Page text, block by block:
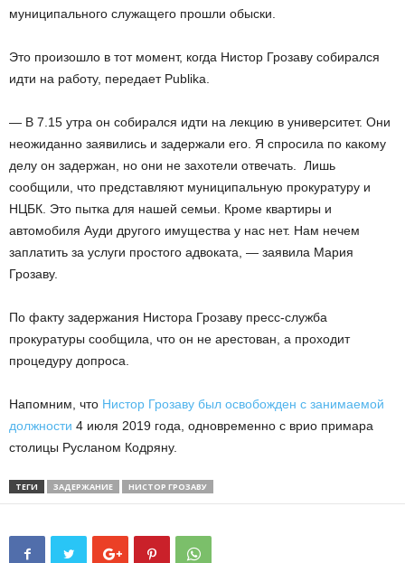
муниципального служащего прошли обыски.
Это произошло в тот момент, когда Нистор Грозаву собирался
идти на работу, передает Publika.
— В 7.15 утра он собирался идти на лекцию в университет. Они
неожиданно заявились и задержали его. Я спросила по какому
делу он задержан, но они не захотели отвечать. Лишь
сообщили, что представляют муниципальную прокуратуру и
НЦБК. Это пытка для нашей семьи. Кроме квартиры и
автомобиля Ауди другого имущества у нас нет. Нам нечем
заплатить за услуги простого адвоката, — заявила Мария
Грозаву.
По факту задержания Нистора Грозаву пресс-служба
прокуратуры сообщила, что он не арестован, а проходит
процедуру допроса.
Напомним, что Нистор Грозаву был освобожден с занимаемой
должности 4 июля 2019 года, одновременно с врио примара
столицы Русланом Кодряну.
ТЕГИ ЗАДЕРЖАНИЕ НИСТОР ГРОЗАВУ